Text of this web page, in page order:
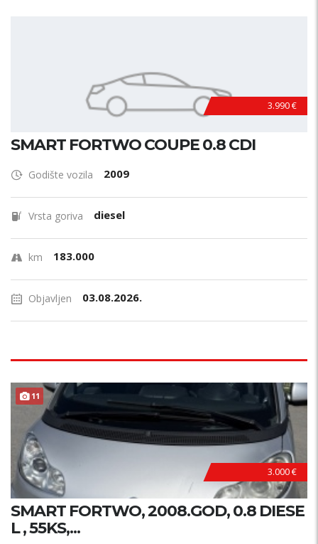
3.990 €
SMART FORTWO COUPE 0.8 CDI
Godište vozila 2009
Vrsta goriva diesel
km 183.000
Objavljen 03.08.2026.
11
3.000 €
SMART FORTWO, 2008.GOD, 0.8 DIESE
L , 55KS,...